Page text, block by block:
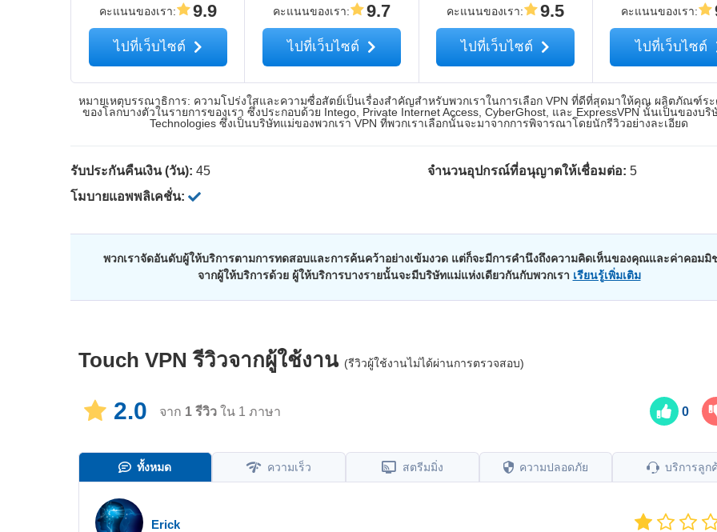
คะแนนของเรา: 9.9
ไปที่เว็บไซต์
คะแนนของเรา: 9.7
ไปที่เว็บไซต์
คะแนนของเรา: 9.5
ไปที่เว็บไซต์
คะแนนของเรา:
ไปที่เว็บไซต์
หมายเหตุบรรณาธิการ: ความโปร่งใสและความซื่อสัตย์เป็นเรื่องสำคัญสำหรับพวกเราในการเลือก VPN ที่ดีที่สุดมาให้คุณ ผลิตภัณฑ์ร
ของโลกบางตัวในรายการของเรา ซึ่งประกอบด้วย Intego, Private Internet Access, CyberGhost, และ ExpressVPN นั้นเป็นของบริ
Technologies ซึ่งเป็นบริษัทแม่ของพวกเรา VPN ที่พวกเราเลือกนั้นจะมาจากการพิจารณาโดยนักรีวิวอย่างละเอียด
รับประกันคืนเงิน (วัน): 45
โมบายแอพพลิเคชั่น:
จำนวนอุปกรณ์ที่อนุญาตให้เชื่อมต่อ: 5
พวกเราจัดอันดับผู้ให้บริการตามการทดสอบและการค้นคว้าอย่างเข้มงวด แต่ก็จะมีการคำนึงถึงความคิดเห็นของคุณและค่าคอม
จากผู้ให้บริการด้วย ผู้ให้บริการบางรายนั้นจะมีบริษัทแม่แห่งเดียวกันกับพวกเรา เรียนรู้เพิ่มเติม
Touch VPN รีวิวจากผู้ใช้งาน (รีวิวผู้ใช้งานไม่ได้ผ่านการตรวจสอบ)
2.0 จาก 1 รีวิว ใน 1 ภาษา 0
ทั้งหมด ความเร็ว สตรีมมิ่ง ความปลอดภัย บริการลูก
Erick